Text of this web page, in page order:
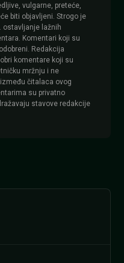
vulgarne, preteće,
biti objavljeni. Strogo je
ostavljanje lažnih
Komentari koji su
Redakcija
komentare koji su
mržnju i ne
čitalaca ovog
su privatno
stavove redakcije